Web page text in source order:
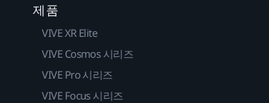
제품
VIVE XR Elite
VIVE Cosmos 시리즈
VIVE Pro 시리즈
VIVE Focus 시리즈